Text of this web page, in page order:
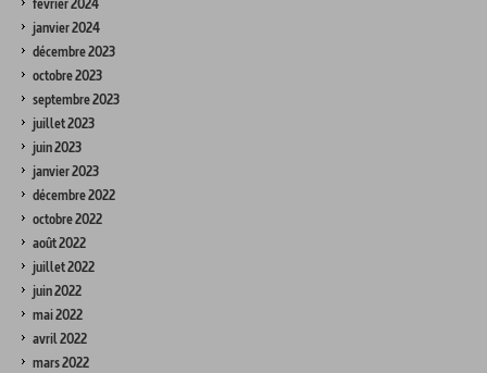
janvier 2024
décembre 2023
octobre 2023
septembre 2023
juillet 2023
juin 2023
janvier 2023
décembre 2022
octobre 2022
août 2022
juillet 2022
juin 2022
mai 2022
avril 2022
mars 2022